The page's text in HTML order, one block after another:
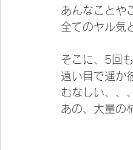
あんなことや
全てのヤル気
そこに、5回
遠い目で遥か
むなしい、、
あの、大量の